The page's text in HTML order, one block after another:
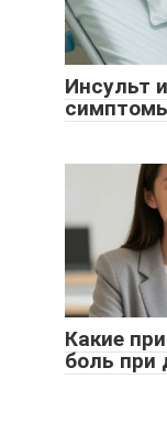
Инсульт
Какие
боль при